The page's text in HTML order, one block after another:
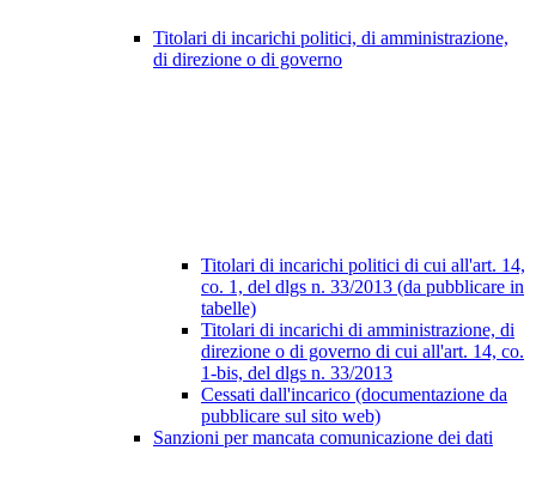
Titolari di incarichi politici, di amministrazione,
di direzione o di governo
Titolari di incarichi politici di cui all'art. 14,
co. 1, del dlgs n. 33/2013 (da pubblicare in
tabelle)
Titolari di incarichi di amministrazione, di
direzione o di governo di cui all'art. 14, co.
1-bis, del dlgs n. 33/2013
Cessati dall'incarico (documentazione da
pubblicare sul sito web)
Sanzioni per mancata comunicazione dei dati